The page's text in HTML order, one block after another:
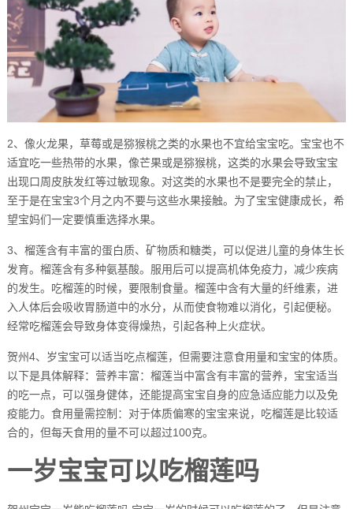
2、像火龙果，草莓或是猕猴桃之类的水果也不宜给宝宝吃。宝宝也不
适宜吃一些热带的水果，像芒果或是猕猴桃，这类的水果会导致宝宝
出现口周皮肤发红等过敏现象。对这类的水果也不是要完全的禁止，
至于是在宝宝3个月之内不要与这些水果接触。为了宝宝健康成长，希
望宝妈们一定要慎重选择水果。
3、榴莲含有丰富的蛋白质、矿物质和糖类，可以促进儿童的身体生长
发育。榴莲含有多种氨基酸。服用后可以提高机体免疫力，减少疾病
的发生。吃榴莲的时候，要限制食量。榴莲中含有大量的纤维素，进
入人体后会吸收胃肠道中的水分，从而使食物难以消化，引起便秘。
经常吃榴莲会导致身体变得燥热，引起各种上火症状。
贺州4、岁宝宝可以适当吃点榴莲，但需要注意食用量和宝宝的体质。
以下是具体解释：营养丰富：榴莲当中富含有丰富的营养，宝宝适当
的吃一点，可以强身健体，还能提高宝宝自身的应急适应能力以及免
疫能力。食用量需控制：对于体质偏寒的宝宝来说，吃榴莲是比较适
合的，但每天食用的量不可以超过100克。
一岁宝宝可以吃榴莲吗